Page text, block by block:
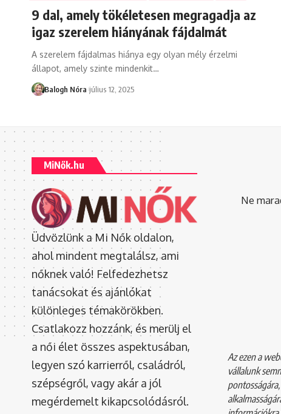
9 dal, amely tökéletesen megragadja az
igaz szerelem hiányának fájdalmát
A szerelem fájdalmas hiánya egy olyan mély érzelmi
állapot, amely szinte mindenkit…
Balogh Nóra július 12, 2025
MiNők.hu
Üdvözlünk a Mi Nők oldalon,
ahol mindent megtalálsz, ami
nőknek való! Felfedezhetsz
tanácsokat és ajánlókat
különleges témakörökben.
Csatlakozz hozzánk, és merülj el
a női élet összes aspektusában,
legyen szó karrierről, családról,
szépségről, vagy akár a jól
megérdemelt kikapcsolódásról.
Ne
Az ezen a
vállalunk